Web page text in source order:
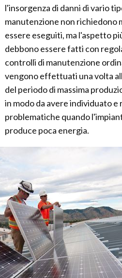
l'insorgenza di danni di vario
manutenzione non richiedono
essere eseguiti, ma l'aspetto
debbono essere fatti con
controlli di manutenzione
vengono effettuati una volta
del periodo di massima
in modo da avere individuato
problematiche quando
produce poca energia.